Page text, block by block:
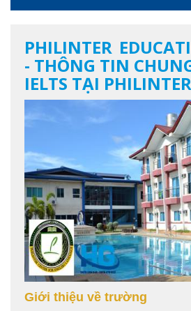
PHILINTER
- THÔNG TIN
IELTS TẠI PHILINTER
Giới thiệu về trường